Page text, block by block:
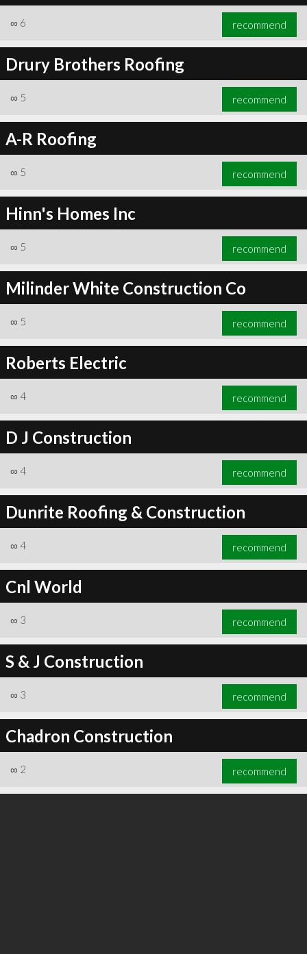
∞ 6 recommend
Drury Brothers Roofing
∞ 5 recommend
A-R Roofing
∞ 5 recommend
Hinn's Homes Inc
∞ 5 recommend
Milinder White Construction Co
∞ 5 recommend
Roberts Electric
∞ 4 recommend
D J Construction
∞ 4 recommend
Dunrite Roofing & Construction
∞ 4 recommend
Cnl World
∞ 3 recommend
S & J Construction
∞ 3 recommend
Chadron Construction
∞ 2 recommend